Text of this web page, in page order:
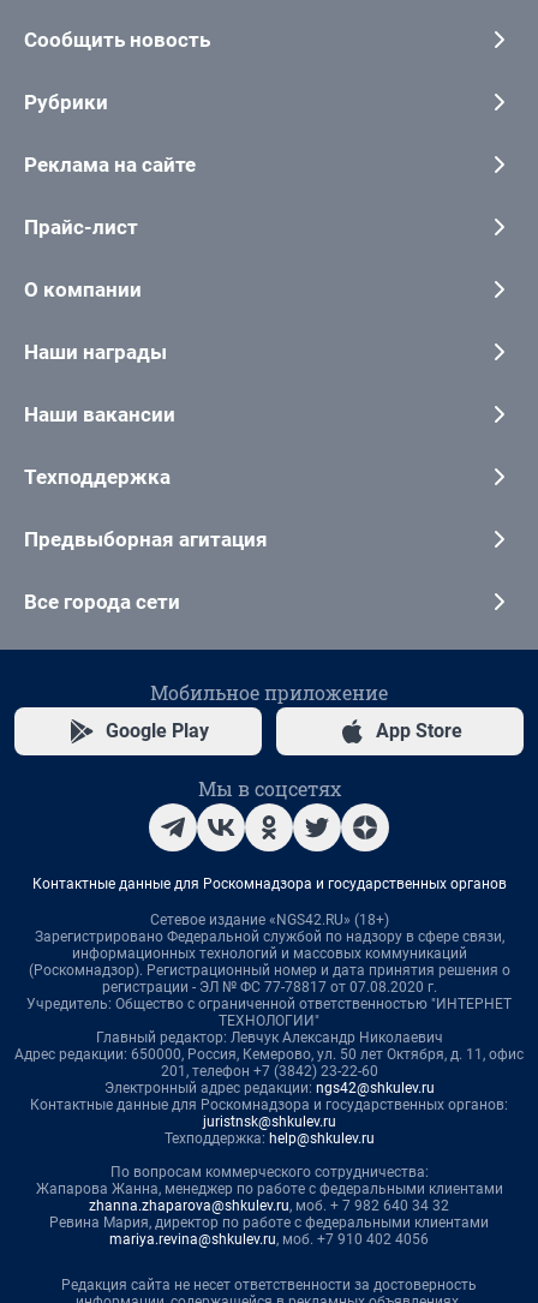
Сообщить новость
Рубрики
Реклама на сайте
Прайс-лист
О компании
Наши награды
Наши вакансии
Техподдержка
Предвыборная агитация
Все города сети
Мобильное приложение
Google Play App Store
Мы в соцсетях
Контактные данные для Роскомнадзора и государственных органов
Сетевое издание «NGS42.RU» (18+)
Зарегистрировано Федеральной службой по надзору в сфере связи,
информационных технологий и массовых коммуникаций
(Роскомнадзор). Регистрационный номер и дата принятия решения о
регистрации - ЭЛ № ФС 77-78817 от 07.08.2020 г.
Учредитель: Общество с ограниченной ответственностью "ИНТЕРНЕТ
ТЕХНОЛОГИИ"
Главный редактор: Левчук Александр Николаевич
Адрес редакции: 650000, Россия, Кемерово, ул. 50 лет Октября, д. 11, офис
201, телефон +7 (3842) 23-22-60
Электронный адрес редакции: ngs42@shkulev.ru
Контактные данные для Роскомнадзора и государственных органов:
juristnsk@shkulev.ru
Техподдержка: help@shkulev.ru
По вопросам коммерческого сотрудничества:
Жапарова Жанна, менеджер по работе с федеральными клиентами
zhanna.zhaparova@shkulev.ru, моб. + 7 982 640 34 32
Ревина Мария, директор по работе с федеральными клиентами
mariya.revina@shkulev.ru, моб. +7 910 402 4056
Редакция сайта не несет ответственности за достоверность